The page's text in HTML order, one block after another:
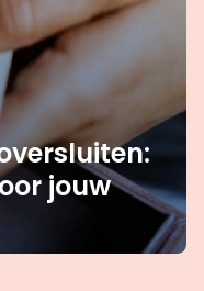
jouw